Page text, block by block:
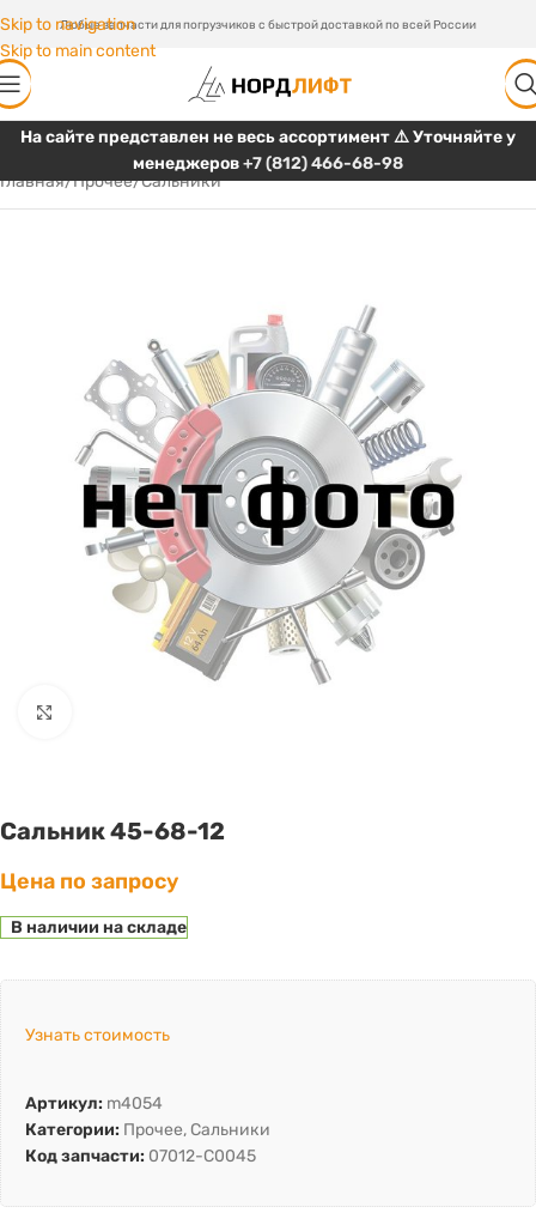
Skip to navigation
Skip to main content
Любые запчасти для погрузчиков с быстрой доставкой по всей России
На сайте представлен не весь ассортимент ⚠️ Уточняйте у
менеджеров+7 (812) 466-68-98
Главная/Прочее/Сальники
Сальник 45-68-12
Цена по запросу
В наличии на складе
Узнать стоимость
Артикул: m4054
Категории: Прочее, Сальники
Код запчасти: 07012-C0045